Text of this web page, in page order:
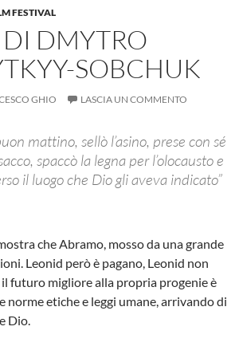
FESTIVAL
DI DMYTRO
SOBCHUK
GHIO LASCIA UN COMMENTO
mattino, sellò l’asino, prese con sé
spaccò la legna per l’olocausto e
il luogo che Dio gli aveva indicato”
che Abramo, mosso da una grande
Leonid però è pagano, Leonid non
futuro migliore alla propria progenie è
norme etiche e leggi umane, arrivando di
Dio.